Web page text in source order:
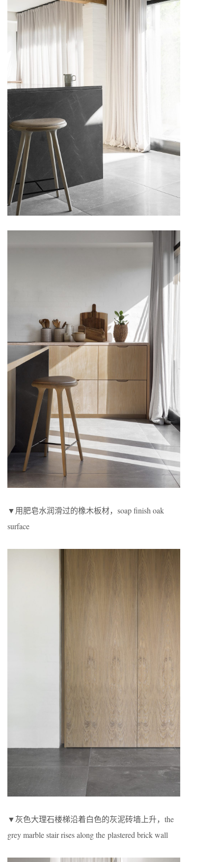
▼用肥皂水润滑过的橡木板材，soap finish oak
surface
▼灰色大理石楼梯沿着白色的灰泥砖墙上升，the
grey marble stair rises along the plastered brick wall